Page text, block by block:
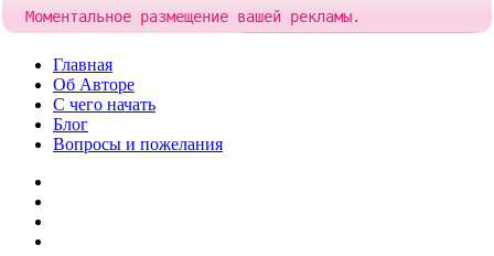
Skip
content
Главная
Об Авторе
С чего начать
Блог
Вопросы и пожелания
Моментальное размещение вашей рекламы.